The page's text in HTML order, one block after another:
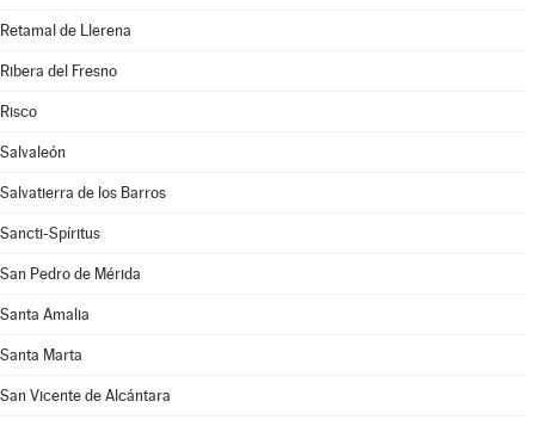
Retamal de Llerena
Ribera del Fresno
Risco
Salvaleón
Salvatierra de los Barros
Sancti-Spíritus
San Pedro de Mérida
Santa Amalia
Santa Marta
San Vicente de Alcántara